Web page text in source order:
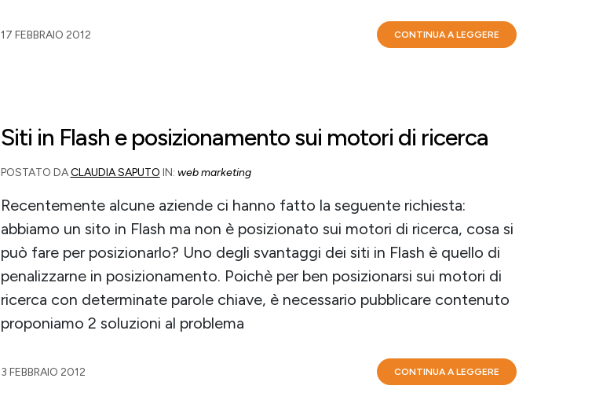
17 FEBBRAIO 2012 CONTINUA A LEGGERE
Siti in Flash e posizionamento sui motori di ricerca
POSTATO DACLAUDIA SAPUTO IN: web marketing
Recentemente alcune aziende ci hanno fatto la seguente richiesta:
abbiamo un sito in Flash ma non è posizionato sui motori di ricerca, cosa si
può fare per posizionarlo? Uno degli svantaggi dei siti in Flash è quello di
penalizzarne in posizionamento. Poichè per ben posizionarsi sui motori di
ricerca con determinate parole chiave, è necessario pubblicare contenuto
proponiamo 2 soluzioni al problema
3 FEBBRAIO 2012 CONTINUA A LEGGERE